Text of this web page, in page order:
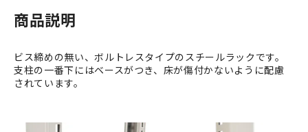
商品説明
ビス締めの無い、ボルトレスタイプのスチールラックです。
支柱の一番下にはベースがつき、床が傷付かないように配慮
されています。